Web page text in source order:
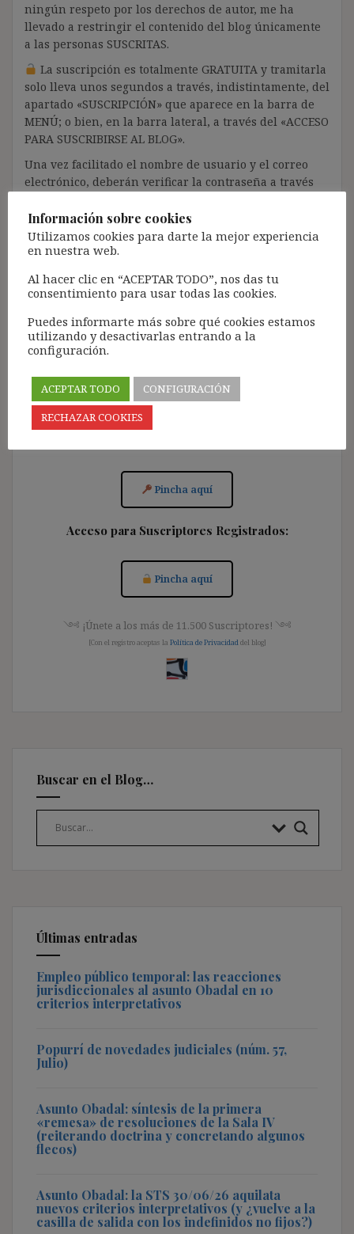
ningún respeto por los derechos de autor, me ha
llevado a restringir el contenido del blog únicamente
a las personas SUSCRITAS.
La suscripción es totalmente GRATUITA y tramitarla
solo lleva unos segundos a través, indistintamente, del
apartado «SUSCRIPCIÓN» que aparece en la barra de
MENÚ; o bien, en la barra lateral, a través del «ACCESO
PARA SUSCRIBIRSE AL BLOG».
Una vez facilitado el nombre de usuario y el correo
electrónico, deberán verificar la contraseña a través
registrado (según los casos, es posible que tengan que
revisar la bandeja de «Spam»).
Más de 11.500 personas ya se han suscrito.
Lamento los inconvenientes que este trámite pueda
causar.
[Con el registro aceptas la política de privacidad del
blog: https://ignasibeltran.com/politica-de-privacidad/]
Pincha aquí
Acceso para Suscriptores Registrados:
Pincha aquí
༺ ¡Únete a los más de 11.500 Suscriptores! ༺
[Con el registro aceptas la Política de Privacidad del blog]
Buscar en el Blog…
Últimas entradas
Empleo público temporal: las reacciones
jurisdiccionales al asunto Obadal en 10
criterios interpretativos
Popurrí de novedades judiciales (núm. 57,
Julio)
Asunto Obadal: síntesis de la primera
«remesa» de resoluciones de la Sala IV
(reiterando doctrina y concretando algunos
flecos)
Asunto Obadal: la STS 30/06/26 aquilata
nuevos criterios interpretativos (y ¿vuelve a la
casilla de salida con los indefinidos no fijos?)
Información sobre cookies
Utilizamos cookies para darte la mejor experiencia
en nuestra web.
Al hacer clic en “ACEPTAR TODO”, nos das tu
consentimiento para usar todas las cookies.
Puedes informarte más sobre qué cookies estamos
utilizando y desactivarlas entrando a la
configuración.
ACEPTAR TODO
CONFIGURACIÓN
RECHAZAR COOKIES